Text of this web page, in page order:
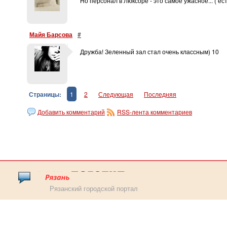
Майя Барсова #
Дружба! Зеленный зал стал очень классным) 10
Страницы: 1 2 Следующая Последняя
Добавить комментарий RSS-лента комментариев
Рязанский городской портал